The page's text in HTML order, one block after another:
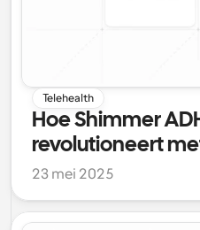
Telehealth
Hoe Shimmer
revolutioneert
23 mei 2025